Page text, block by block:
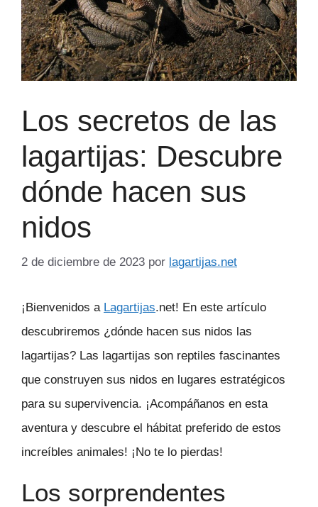
Los secretos de las
lagartijas: Descubre
dónde hacen sus
nidos
2 de diciembre de 2023 por lagartijas.net
¡Bienvenidos a Lagartijas.net! En este artículo
descubriremos ¿dónde hacen sus nidos las
lagartijas? Las lagartijas son reptiles fascinantes
que construyen sus nidos en lugares estratégicos
para su supervivencia. ¡Acompáñanos en esta
aventura y descubre el hábitat preferido de estos
increíbles animales! ¡No te lo pierdas!
Los sorprendentes